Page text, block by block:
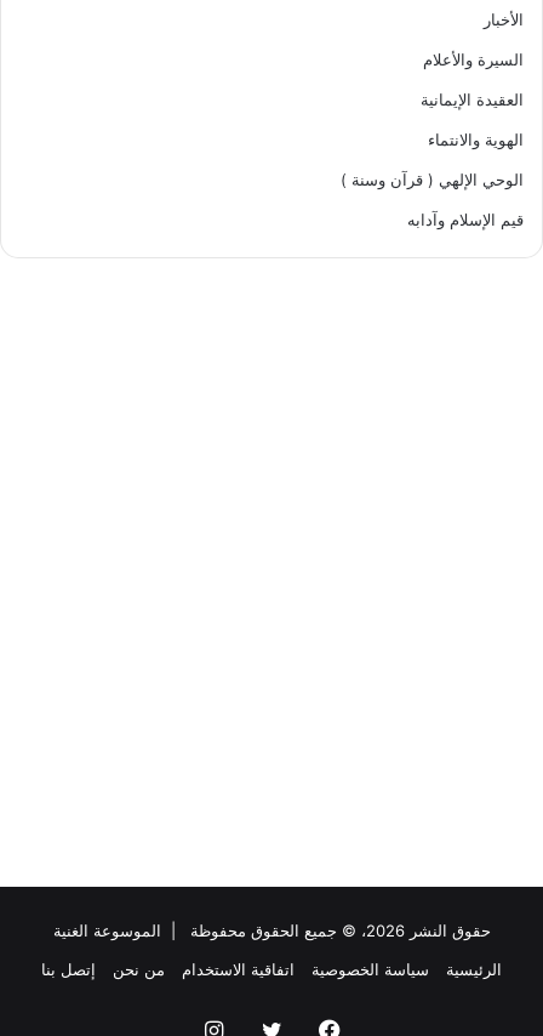
الأخبار
السيرة والأعلام
العقيدة الإيمانية
الهوية والانتماء
الوحي الإلهي ( قرآن وسنة )
قيم الإسلام وآدابه
حقوق النشر 2026، © جميع الحقوق محفوظة |
الموسوعة الغنية
الرئيسية
سياسة الخصوصية اتفاقية الاستخدام من نحن إتصل بنا
فيسبوك تويتر